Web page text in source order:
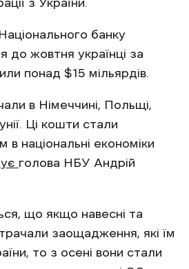
з України.
банку
до жовтня українці за
понад $15 мільярдів.
в Німеччині, Польщі,
Ці кошти стали
в національні економіки
голова НБУ Андрій
що якщо навесні та
заощадження, які їм
то з осені вони стали